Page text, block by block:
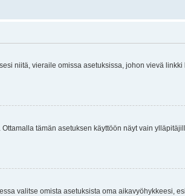
niitä, vieraile omissa asetuksissa, johon vievä
. Ottamalla tämän asetuksen käyttöön näyt vain
valitse omista asetuksista oma aikavyöhykkeesi,